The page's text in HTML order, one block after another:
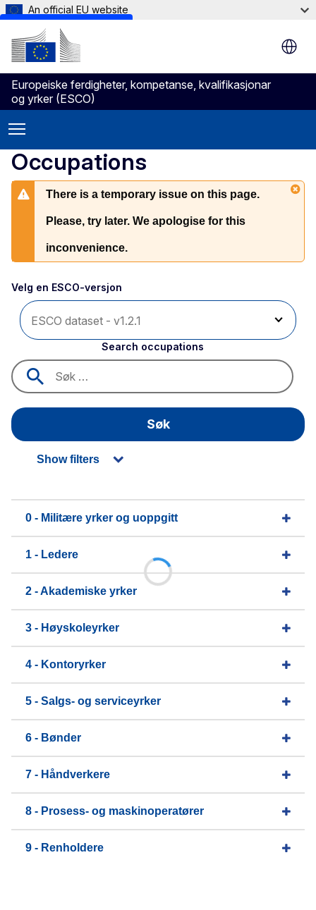
Skip to main content
An official EU website
Europeiske ferdigheter, kompetanse, kvalifikasjonar
og yrker (ESCO)
Occupations
There is a temporary issue on this page.
Please, try later. We apologise for this
inconvenience.
Velg en ESCO-versjon
Search occupations
Søk
Show filters
0 - Militære yrker og uoppgitt
1 - Ledere
2 - Akademiske yrker
3 - Høyskoleyrker
4 - Kontoryrker
5 - Salgs- og serviceyrker
6 - Bønder
7 - Håndverkere
8 - Prosess- og maskinoperatører
9 - Renholdere